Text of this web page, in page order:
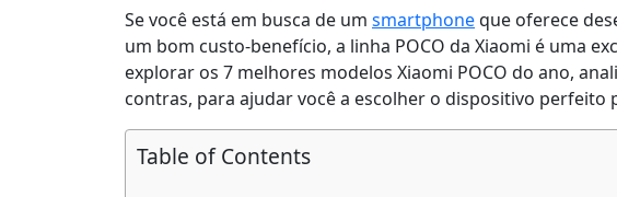
Se você está em busca de um smartphoneque oferece
um bom custo-benefício, a linha POCO da Xiaomi é uma
explorar os 7 melhores modelos Xiaomi POCO do ano,
contras, para ajudar você a escolher o dispositivo perfeito
Table of Contents